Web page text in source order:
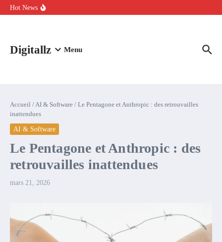
Aller au contenu
Hot News
Comment l’IA simplifie la data de caisse pour la transformer en
Digitallz Menu
Accueil /AI & Software / Le Pentagone et Anthropic : des retrouvailles
inattendues
AI & Software
Le Pentagone et Anthropic : des
retrouvailles inattendues
mars 21, 2026